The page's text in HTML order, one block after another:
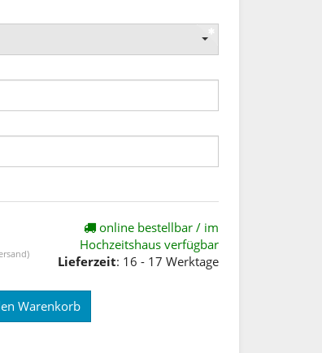
online bestellbar / im
Hochzeitshaus verfügbar
Lieferzeit: 16 - 17 Werktage
Warenkorb